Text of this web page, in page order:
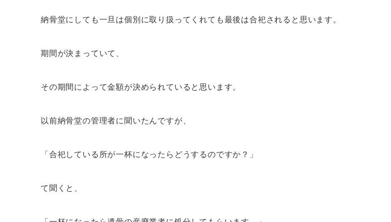
納骨堂にしても一旦は個別に取り扱ってくれても最後は合祀されると思います。
期間が決まっていて、
その期間によって金額が決められていると思います。
以前納骨堂の管理者に聞いたんですが、
「合祀している所が一杯になったらどうするのですか？」
て聞くと、